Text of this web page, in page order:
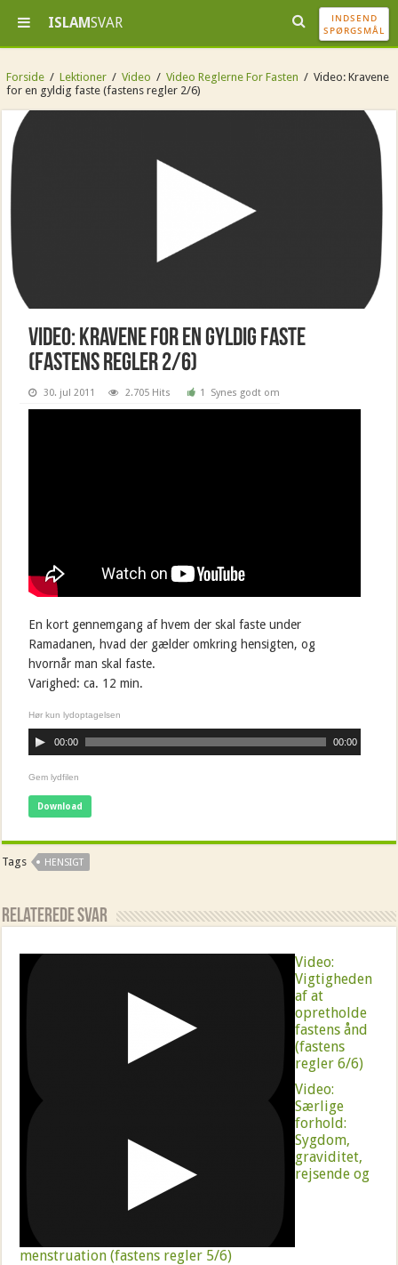
Forside / Lektioner / Video / Video Reglerne For Fasten / Video: Kravene
for en gyldig faste (fastens regler 2/6)
Video: Kravene for en gyldig faste
(fastens regler 2/6)
30. jul 2011 2.705 Hits 1 Synes godt om
En kort gennemgang af hvem der skal faste under
Ramadanen, hvad der gælder omkring hensigten, og
hvornår man skal faste.
Varighed: ca. 12 min.
Hør kun lydoptagelsen
00:00 00:00
Gem lydfilen
Download
Tags HENSIGT
Relaterede Svar
Video:
Vigtigheden
af at
opretholde
fastens ånd
(fastens
regler 6/6)
Video:
Særlige
forhold:
Sygdom,
graviditet,
rejsende og
menstruation (fastens regler 5/6)
ISLAMSVAR
INDSEND
SPØRGSMÅL